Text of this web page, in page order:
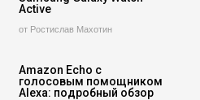
Active
от Ростислав Махотин
Amazon Echo с
голосовым помощником
Alexa: подробный обзор